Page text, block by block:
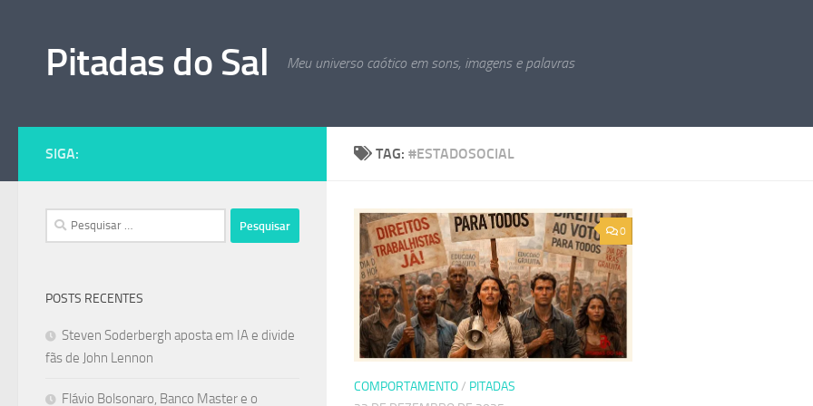
Pitadas do Sal Meu universo caótico em sons, imagens e palavras
TAG: #ESTADOSOCIAL
0
COMPORTAMENTO/ PITADAS
SIGA:
Pesquisar
por:
POSTS RECENTES
Steven Soderbergh aposta em IA e divide
fãs de John Lennon
Flávio Bolsonaro, Banco Master e o